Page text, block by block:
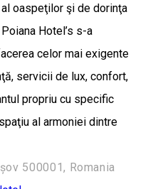
oaspeţilor şi de dorinţa
Hotel’s s-a
celor mai exigente
servicii de lux, confort,
propriu cu specific
al armoniei dintre
500001, Romania